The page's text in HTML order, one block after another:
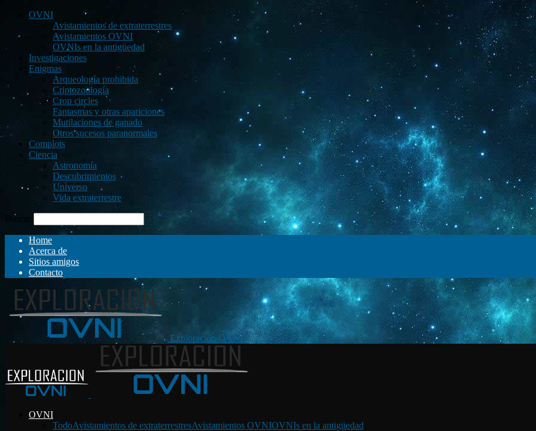
OVNI
Avistamientos de extraterrestres
Avistamientos OVNI
OVNIs en la antigüedad
Investigaciones
Enigmas
Arqueología prohibida
Criptozoología
Crop circles
Fantasmas y otras apariciones
Mutilaciones de ganado
Otros sucesos paranormales
Complots
Ciencia
Astronomía
Descubrimientos
Universo
Vida extraterrestre
Buscar
Home
Acerca de
Sitios amigos
Contacto
Exploración OVNI
OVNI
TodoAvistamientos de extraterrestresAvistamientos OVNIOVNIs en la antigüedad